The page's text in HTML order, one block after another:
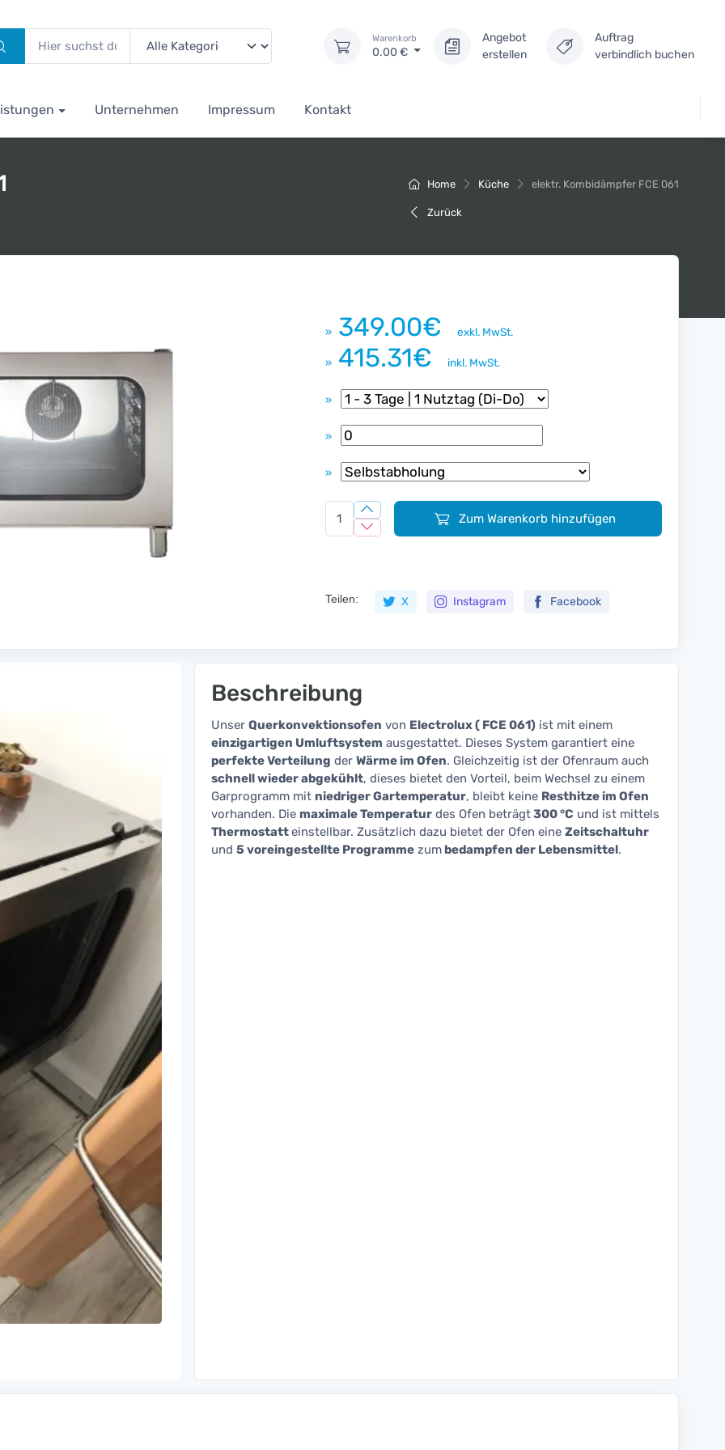
Warenkorb
0.00 €
Angebot
erstellen
Auftrag
verbindlich buchen
Unternehmen Impressum Kontakt
Home Küche elektr. Kombidämpfer FCE 061
Zurück
» 349.00€ exkl. MwSt.
» 415.31€ inkl. MwSt.
»
»
»
Zum Warenkorb hinzufügen
Teilen: X Instagram Facebook
Beschreibung
Unser Querkonvektionsofen von Electrolux ( FCE 061) ist mit einem
einzigartigen Umluftsystem ausgestattet. Dieses System garantiert eine
perfekte Verteilung der Wärme im Ofen. Gleichzeitig ist der Ofenraum auch
schnell wieder abgekühlt, dieses bietet den Vorteil, beim Wechsel zu einem
Garprogramm mit niedriger Gartemperatur, bleibt keine Resthitze im Ofen
vorhanden. Die maximale Temperatur des Ofen beträgt300 °C und ist mittels
Thermostatteinstellbar. Zusätzlich dazu bietet der Ofen eine Zeitschaltuhr
und 5 voreingestellte Programme zum bedampfen der Lebensmittel.